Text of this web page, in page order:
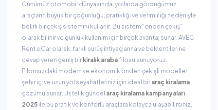
Günümüz otomobil dünyasında, yollarda gördüğümüz
araçların büyük bir çoğunluğu, pratikliği ve verimliliği nedeniyle
belirli bir çekiş sistemini kullanır. Bu sistem "önden çekiş"
olarak bilinir ve günlük kullanım için birçok avantaj sunar. AVEC
Rent a Car olarak, farklı sürüş ihtiyaçlarına ve beklentilerine
cevap veren geniş bir kiralık arabafilosu sunuyoruz.
Filomuzdaki modern ve ekonomik önden çekişli modeller,
şehir içi ve uzun yol seyahatleriniz için ideal bir araç kiralama
çözümü sunar. Üstelik güncel araç kiralama kampanyaları
2025 ile bu pratik ve konforlu araçlara kolayca ulaşabilirsiniz.